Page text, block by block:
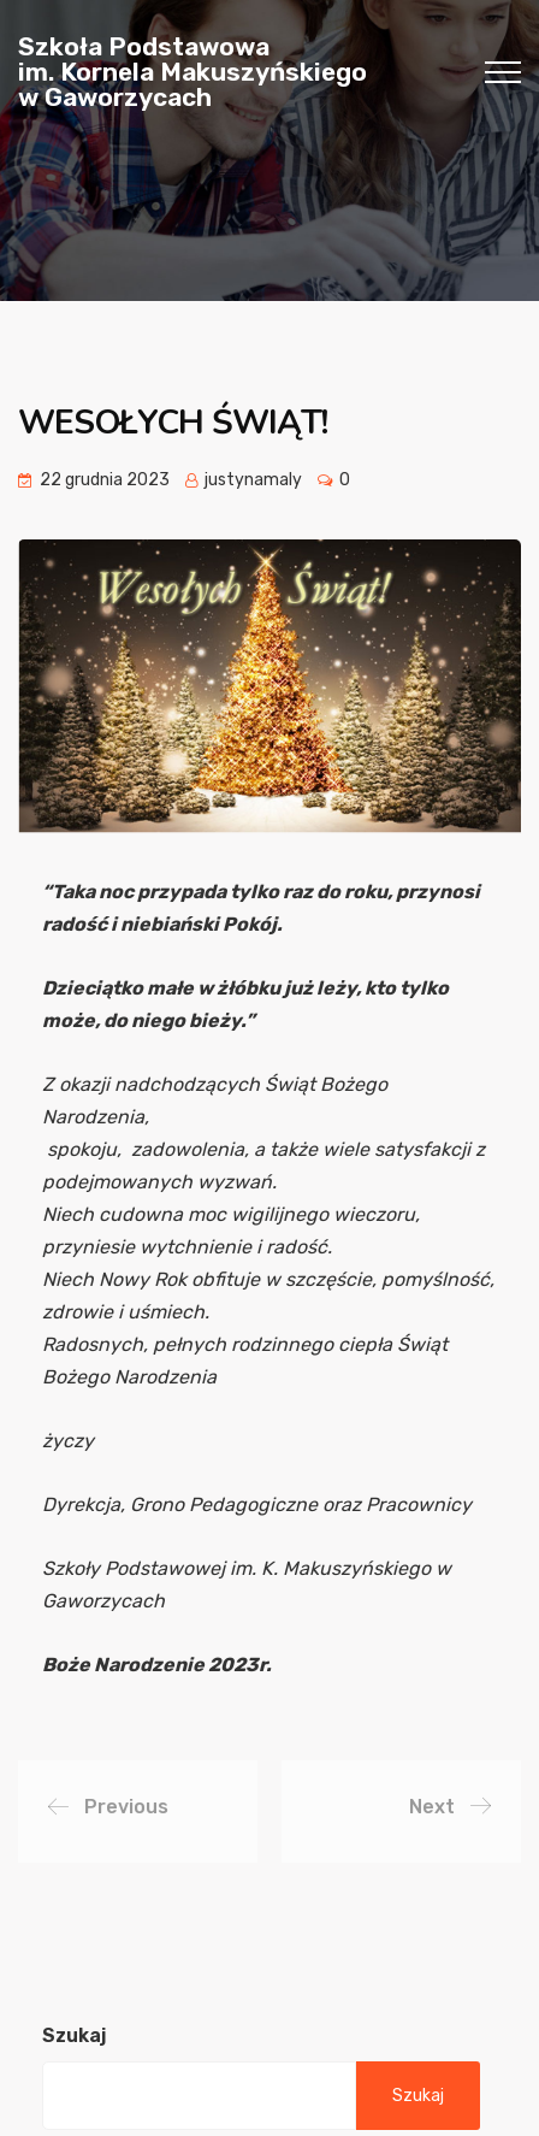
Szkoła Podstawowa
im. Kornela Makuszyńskiego
w Gaworzycach
WESOŁYCH ŚWIĄT!
22 grudnia 2023 justynamaly 0
“Taka noc przypada tylko raz do roku, przynosi
radość i niebiański Pokój.
Dzieciątko małe w żłóbku już leży,kto tylko
może, do niego bieży.”
Z okazji nadchodzących Świąt Bożego
Narodzenia,
spokoju, zadowolenia, a także wiele satysfakcji z
podejmowanych wyzwań.
Niech cudowna moc wigilijnego wieczoru,
przyniesie wytchnienie i radość.
Niech Nowy Rok obfituje w szczęście, pomyślność,
zdrowie i uśmiech.
Radosnych, pełnych rodzinnego ciepła Świąt
Bożego Narodzenia
życzy
Dyrekcja, Grono Pedagogiczne oraz Pracownicy
Szkoły Podstawowej im. K. Makuszyńskiego w
Gaworzycach
Boże Narodzenie 2023r.
Previous Next
Szukaj
Szukaj